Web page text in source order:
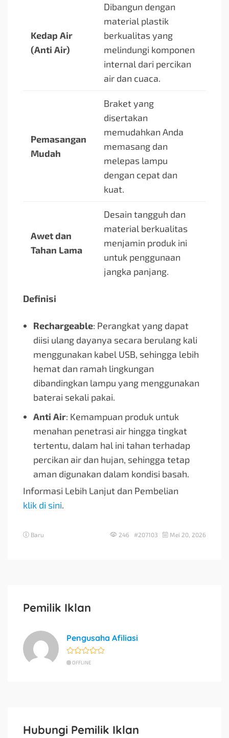
Kedap Air
(Anti Air)
Dibangun dengan
material plastik
berkualitas yang
melindungi komponen
internal dari percikan
air dan cuaca.
Pemasangan
Mudah
Braket yang
disertakan
memudahkan Anda
memasang dan
melepas lampu
dengan cepat dan
kuat.
Awet dan
Tahan Lama
Desain tangguh dan
material berkualitas
menjamin produk ini
untuk penggunaan
jangka panjang.
Definisi
Rechargeable: Perangkat yang dapat
diisi ulang dayanya secara berulang kali
menggunakan kabel USB, sehingga lebih
hemat dan ramah lingkungan
dibandingkan lampu yang menggunakan
baterai sekali pakai.
Anti Air: Kemampuan produk untuk
menahan penetrasi air hingga tingkat
tertentu, dalam hal ini tahan terhadap
percikan air dan hujan, sehingga tetap
aman digunakan dalam kondisi basah.
Informasi Lebih Lanjut dan Pembelian
klik di sini.
Baru 246 #207103 Mei 20, 2026
Pemilik Iklan
Pengusaha Afiliasi
OFFLINE
Hubungi Pemilik Iklan